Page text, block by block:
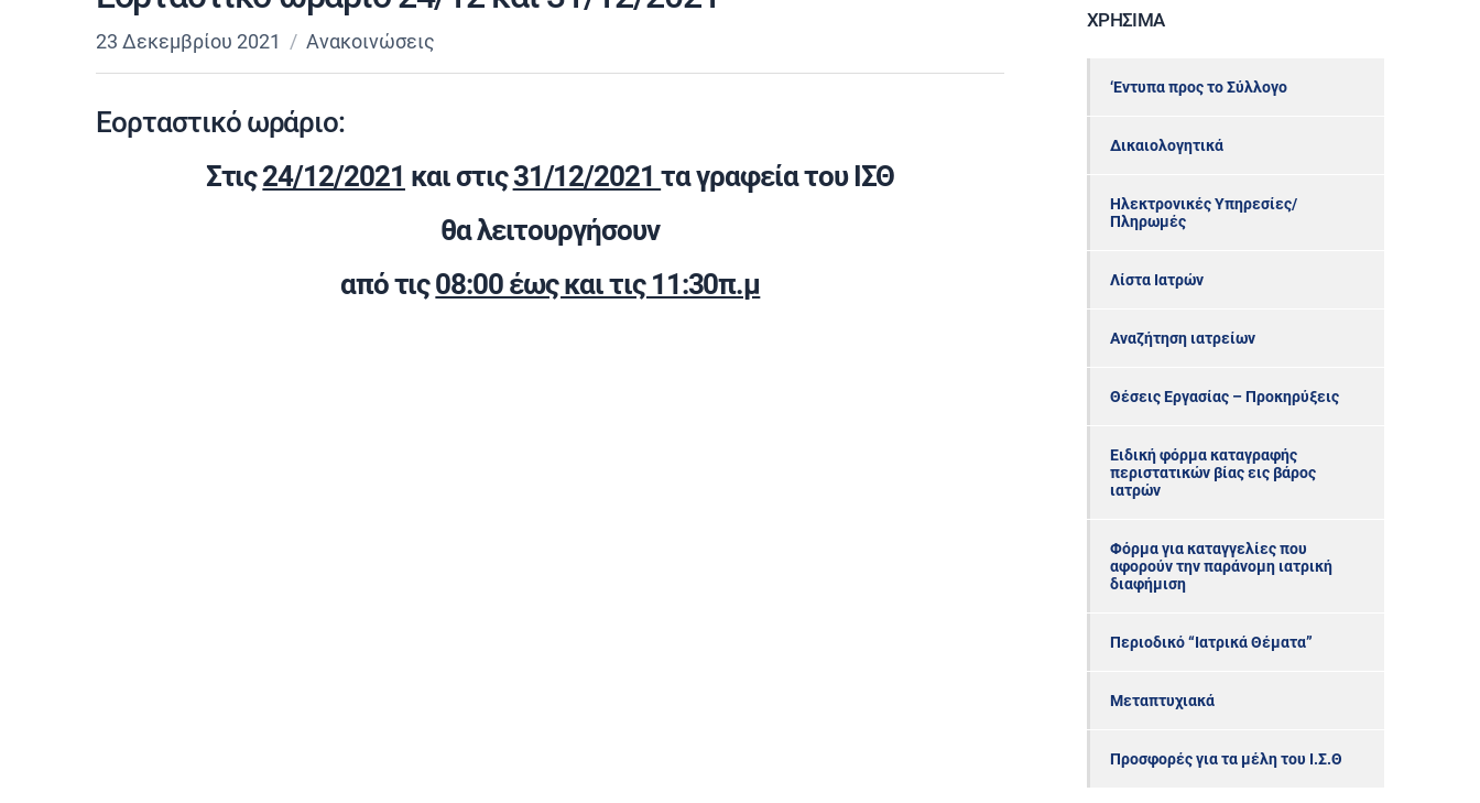
23 Δεκεμβρίου 2021 Ανακοινώσεις
Εορταστικό ωράριο:
Στις24/12/2021 και στις31/12/2021τα γραφεία του ΙΣΘ
θα λειτουργήσουν
από τις08:00 έως και τις 11:30π.μ
ΧΡΉΣΙΜΑ
‘Εντυπα προς το Σύλλογο
Δικαιολογητικά
Ηλεκτρονικές Υπηρεσίες/
Πληρωμές
Λίστα Ιατρών
Αναζήτηση ιατρείων
Θέσεις Εργασίας – Προκηρύξεις
Ειδική φόρμα καταγραφής
περιστατικών βίας εις βάρος
ιατρών
Φόρμα για καταγγελίες που
αφορούν την παράνομη ιατρική
διαφήμιση
Περιοδικό “Ιατρικά Θέματα”
Μεταπτυχιακά
Προσφορές για τα μέλη του Ι.Σ.Θ